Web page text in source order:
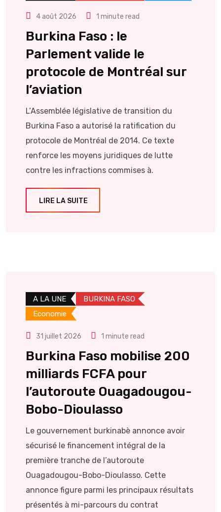
4 août 2026 1 minute read
Burkina Faso : le
Parlement valide le
protocole de Montréal sur
l’aviation
L’Assemblée législative de transition du
Burkina Faso a autorisé la ratification du
protocole de Montréal de 2014. Ce texte
renforce les moyens juridiques de lutte
contre les infractions commises à.
LIRE LA SUITE
A LA UNE
BURKINA FASO
Economie
31 juillet 2026 1 minute read
Burkina Faso mobilise 200
milliards FCFA pour
l’autoroute Ouagadougou-
Bobo-Dioulasso
Le gouvernement burkinabè annonce avoir
sécurisé le financement intégral de la
première tranche de l’autoroute
Ouagadougou-Bobo-Dioulasso. Cette
annonce figure parmi les principaux résultats
présentés à mi-parcours du contrat